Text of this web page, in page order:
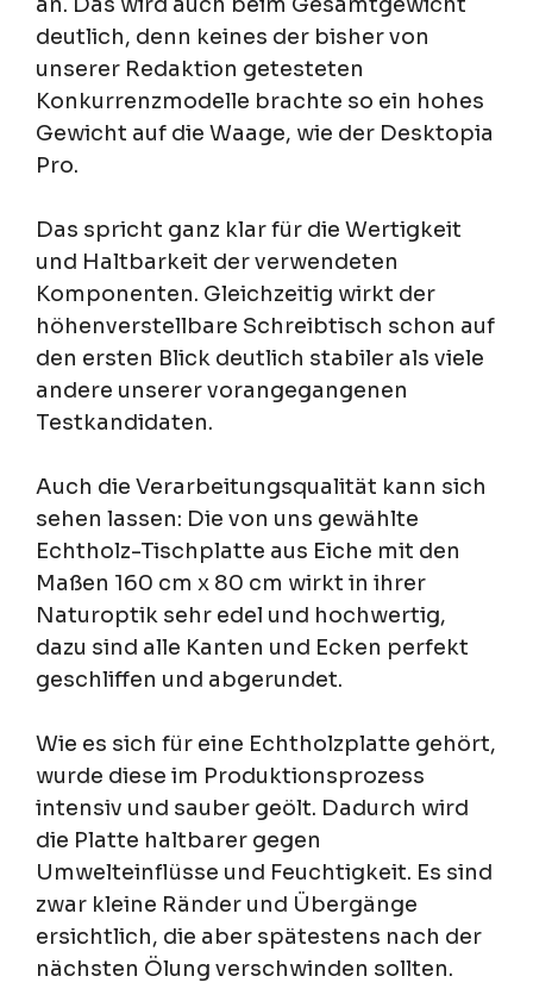
deutlich, denn keines der bisher von
unserer Redaktion getesteten
Konkurrenzmodelle brachte so ein hohes
Gewicht auf die Waage, wie der Desktopia
Pro.
Das spricht ganz klar für die Wertigkeit
und Haltbarkeit der verwendeten
Komponenten. Gleichzeitig wirkt der
höhenverstellbare Schreibtisch schon auf
den ersten Blick deutlich stabiler als viele
andere unserer vorangegangenen
Testkandidaten.
Auch die Verarbeitungsqualität kann sich
sehen lassen: Die von uns gewählte
Echtholz-Tischplatte aus Eiche mit den
Maßen 160 cm x 80 cm wirkt in ihrer
Naturoptik sehr edel und hochwertig,
dazu sind alle Kanten und Ecken perfekt
geschliffen und abgerundet.
Wie es sich für eine Echtholzplatte gehört,
wurde diese im Produktionsprozess
intensiv und sauber geölt. Dadurch wird
die Platte haltbarer gegen
Umwelteinflüsse und Feuchtigkeit. Es sind
zwar kleine Ränder und Übergänge
ersichtlich, die aber spätestens nach der
nächsten Ölung verschwinden sollten.